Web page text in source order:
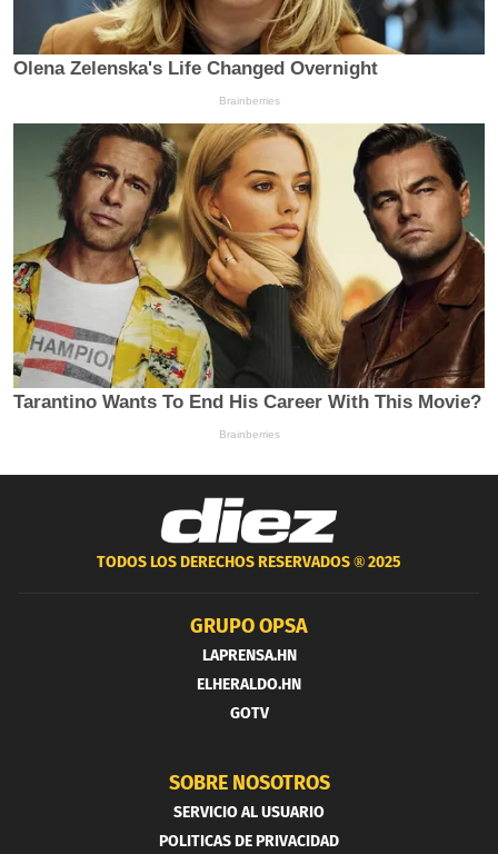
TODOS LOS DERECHOS RESERVADOS ®2025
GRUPO OPSA
LAPRENSA.HN
ELHERALDO.HN
GOTV
SOBRE NOSOTROS
SERVICIO AL USUARIO
POLITICAS DE PRIVACIDAD